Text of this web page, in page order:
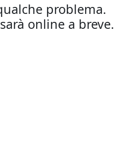
problema.
online a breve.